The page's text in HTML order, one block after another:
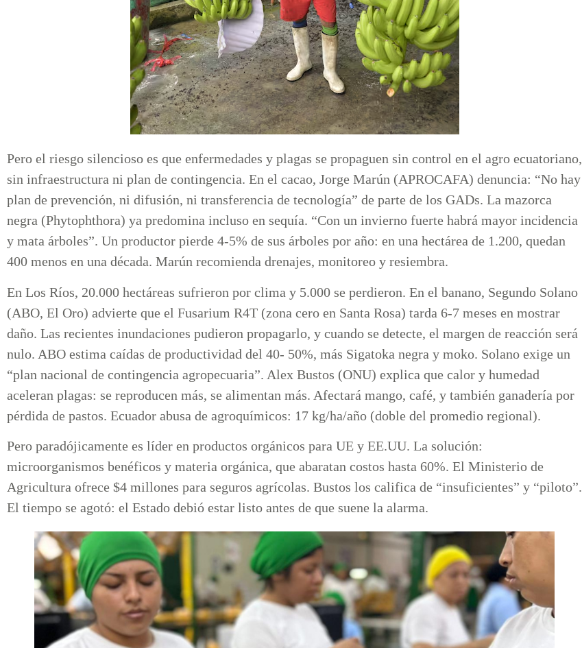
Pero el riesgo silencioso es que enfermedades y plagas se propaguen sin control en el agro ecuatoriano,
sin infraestructura ni plan de contingencia. En el cacao, Jorge Marún (APROCAFA) denuncia: “No hay
plan de prevención, ni difusión, ni transferencia de tecnología” de parte de los GADs. La mazorca
negra (Phytophthora) ya predomina incluso en sequía. “Con un invierno fuerte habrá mayor incidencia
y mata árboles”. Un productor pierde 4-5% de sus árboles por año: en una hectárea de 1.200, quedan
400 menos en una década. Marún recomienda drenajes, monitoreo y resiembra.
En Los Ríos, 20.000 hectáreas sufrieron por clima y 5.000 se perdieron. En el banano, Segundo Solano
(ABO, El Oro) advierte que el Fusarium R4T (zona cero en Santa Rosa) tarda 6-7 meses en mostrar
daño. Las recientes inundaciones pudieron propagarlo, y cuando se detecte, el margen de reacción será
nulo. ABO estima caídas de productividad del 40- 50%, más Sigatoka negra y moko. Solano exige un
“plan nacional de contingencia agropecuaria”. Alex Bustos (ONU) explica que calor y humedad
aceleran plagas: se reproducen más, se alimentan más. Afectará mango, café, y también ganadería por
pérdida de pastos. Ecuador abusa de agroquímicos: 17 kg/ha/año (doble del promedio regional).
Pero paradójicamente es líder en productos orgánicos para UE y EE.UU. La solución:
microorganismos benéficos y materia orgánica, que abaratan costos hasta 60%. El Ministerio de
Agricultura ofrece $4 millones para seguros agrícolas. Bustos los califica de “insuficientes” y “piloto”.
El tiempo se agotó: el Estado debió estar listo antes de que suene la alarma.